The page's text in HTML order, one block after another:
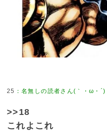
25
>>18
これよこれ